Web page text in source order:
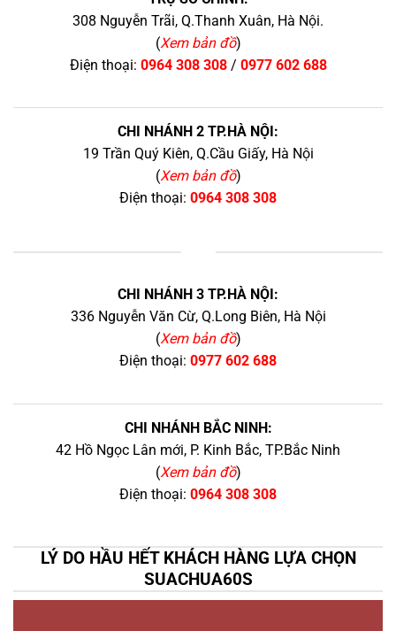
308 Nguyễn Trãi, Q.Thanh Xuân, Hà Nội.
(Xem bản đồ)
Điện thoại: 0964 308 308/ 0977 602 688
CHI NHÁNH 2 TP.HÀ NỘI:
19 Trần Quý Kiên, Q.Cầu Giấy, Hà Nội
(Xem bản đồ)
Điện thoại: 0964 308 308
CHI NHÁNH 3 TP.HÀ NỘI:
336 Nguyễn Văn Cừ, Q.Long Biên, Hà Nội
(Xem bản đồ)
Điện thoại: 0977 602 688
CHI NHÁNH BẮC NINH:
42 Hồ Ngọc Lân mới, P. Kinh Bắc, TP.Bắc Ninh
(Xem bản đồ)
Điện thoại: 0964 308 308
LÝ DO HẦU HẾT KHÁCH HÀNG LỰA CHỌN
SUACHUA60S